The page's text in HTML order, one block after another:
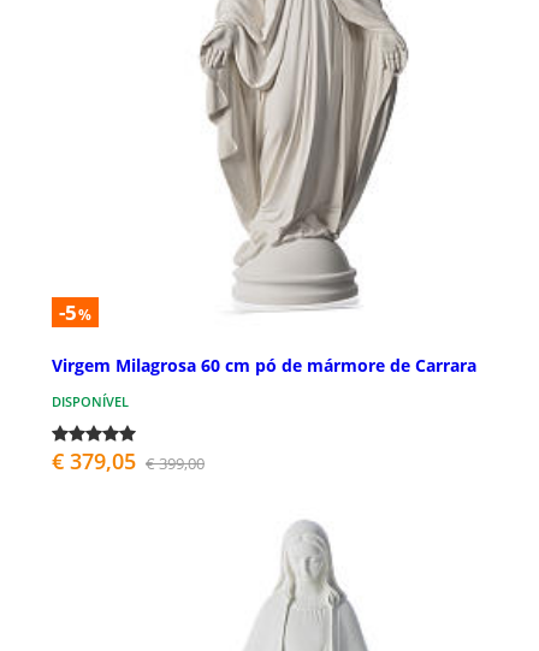
-5%
Virgem Milagrosa 60 cm pó de mármore de Carrara
DISPONÍVEL
€ 379,05 € 399,00